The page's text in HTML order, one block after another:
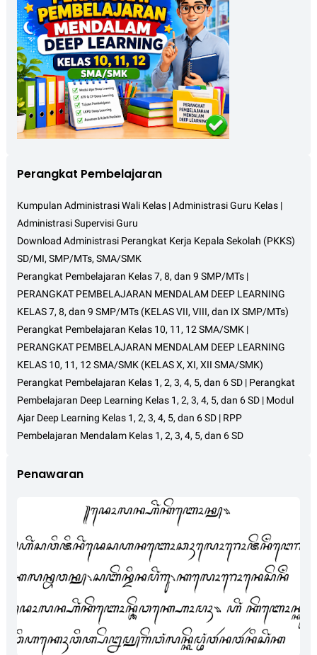
Perangkat Pembelajaran
Kumpulan Administrasi Wali Kelas | Administrasi Guru Kelas |
Administrasi Supervisi Guru
Download Administrasi Perangkat Kerja Kepala Sekolah (PKKS)
SD/MI, SMP/MTs, SMA/SMK
Perangkat Pembelajaran Kelas 7, 8, dan 9 SMP/MTs |
PERANGKAT PEMBELAJARAN MENDALAM DEEP LEARNING
KELAS 7, 8, dan 9 SMP/MTs (KELAS VII, VIII, dan IX SMP/MTs)
Perangkat Pembelajaran Kelas 10, 11, 12 SMA/SMK |
PERANGKAT PEMBELAJARAN MENDALAM DEEP LEARNING
KELAS 10, 11, 12 SMA/SMK (KELAS X, XI, XII SMA/SMK)
Perangkat Pembelajaran Kelas 1, 2, 3, 4, 5, dan 6 SD | Perangkat
Pembelajaran Deep Learning Kelas 1, 2, 3, 4, 5, dan 6 SD | Modul
Ajar Deep Learning Kelas 1, 2, 3, 4, 5, dan 6 SD | RPP
Pembelajaran Mendalam Kelas 1, 2, 3, 4, 5, dan 6 SD
Penawaran